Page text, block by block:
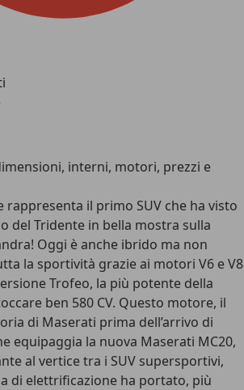
interni, motori, prezzi e
rappresenta il primo SUV che ha visto
del Tridente in bella mostra sulla
Oggi è anche ibrido ma non
la sportività grazie ai motori V6 e V8
Trofeo, la più potente della
ben 580 CV. Questo motore, il
di Maserati prima dell’arrivo di
equipaggia la nuova Maserati MC20,
al vertice tra i SUV supersportivi,
di elettrificazione ha portato, più